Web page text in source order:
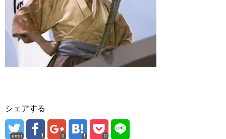
シェアする
error 0 0